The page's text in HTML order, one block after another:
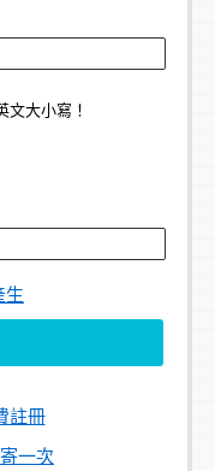
文大小寫！
生
註冊
一次